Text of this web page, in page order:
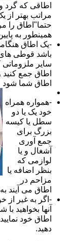
اطاقی که گرد
مراتب بهتر از
حتما"اطاق را
همینطور به
-یک اطاق
باشد قوطی های
سایر
اطاق جمع کنید
اطاق شما شود
-همواره همراه
خود یک یا دو
سطل یا کیسه
بزرگ برای
جمع آوری
آشغال و یا
لوازمی که
بنظر اضافه یا
مزاحم در
اطاق می آیند
-اگر به غیر از
آنها بخواهید
اطاق خود
دهید.